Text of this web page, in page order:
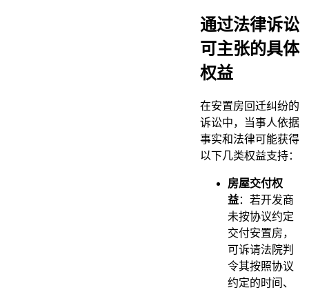
通过法律诉讼
可主张的具体
权益
在安置房回迁纠纷的
诉讼中，当事人依据
事实和法律可能获得
以下几类权益支持：
房屋交付权
益：若开发商
未按协议约定
交付安置房，
可诉请法院判
令其按照协议
约定的时间、